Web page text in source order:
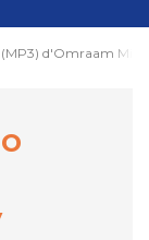
(MP3) d'Omraam